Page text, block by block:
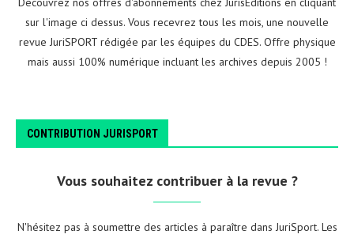
sur l'image ci dessus. Vous recevrez tous les mois, une nouvelle
revue JuriSPORT rédigée par les équipes du CDES. Offre physique
mais aussi 100% numérique incluant les archives depuis 2005 !
CONTRIBUTION JURISPORT
Vous souhaitez contribuer à la revue ?
N'hésitez pas à soumettre des articles à paraître dans JuriSport. Les